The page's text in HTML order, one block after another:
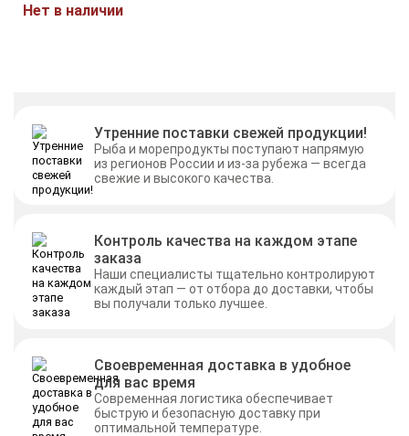
Нет в наличии
Утренние поставки свежей продукции!
Рыба и морепродукты поступают напрямую
из регионов России и из-за рубежа — всегда
свежие и высокого качества.
Контроль качества на каждом этапе
заказа
Наши специалисты тщательно контролируют
каждый этап — от отбора до доставки, чтобы
вы получали только лучшее.
Своевременная доставка в удобное
для вас время
Современная логистика обеспечивает
быструю и безопасную доставку при
оптимальной температуре.